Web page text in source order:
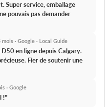
Super service, emballage
pouvais pas demander
mois · Google · Local Guide
en ligne depuis Calgary.
Fier de soutenir une
· Google
!"